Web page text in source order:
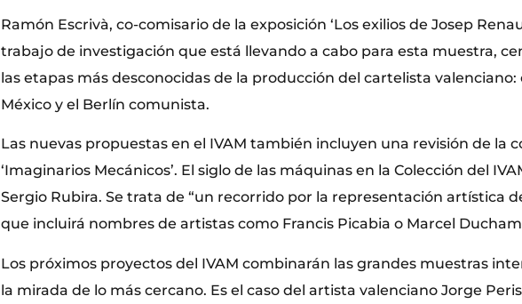
Ramón Escrivà, co-comisario de la exposición ‘Los exilios de Josep
trabajo de investigación que está llevando a cabo para esta muestra,
las etapas más desconocidas de la producción del cartelista valenciano:
México y el Berlín comunista.
Las nuevas propuestas en el IVAM también incluyen una revisión de la
‘Imaginarios Mecánicos’. El siglo de las máquinas en la Colección del
Sergio Rubira. Se trata de “un recorrido por la representación artística
que incluirá nombres de artistas como Francis Picabia o Marcel
Los próximos proyectos del IVAM combinarán las grandes muestras
la mirada de lo más cercano. Es el caso del artista valenciano Jorge